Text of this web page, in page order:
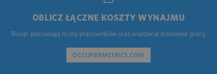
OBLICZ ŁĄCZNE KOSZTY WYNAJMU
Biorąc pod uwagę liczbę pracowników oraz aranżację stanowisk pracy
OCCUPIERMETRICS.COM